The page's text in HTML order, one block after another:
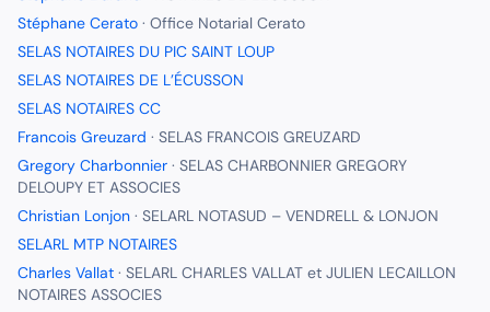
Stéphane Cerato · Office Notarial Cerato
SELAS NOTAIRES DU PIC SAINT LOUP
SELAS NOTAIRES DE L’ÉCUSSON
SELAS NOTAIRES CC
Francois Greuzard · SELAS FRANCOIS GREUZARD
Gregory Charbonnier · SELAS CHARBONNIER GREGORY
DELOUPY ET ASSOCIES
Christian Lonjon · SELARL NOTASUD – VENDRELL & LONJON
SELARL MTP NOTAIRES
Charles Vallat · SELARL CHARLES VALLAT et JULIEN LECAILLON
NOTAIRES ASSOCIES